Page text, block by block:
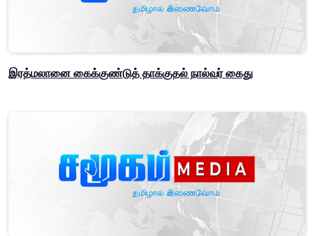
இரத்மலானை கைக்குண்டுத் தாக்குதல் நால்வர் கைது